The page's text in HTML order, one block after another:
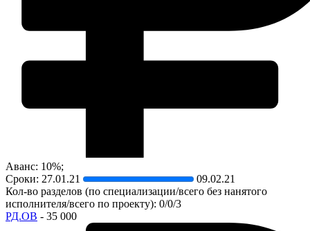
Аванс: 10%;
Сроки: 27.01.21
09.02.21
Кол-во разделов (по специализации/всего без нанятого
исполнителя/всего по проекту): 0/0/3
РД.ОВ - 35 000